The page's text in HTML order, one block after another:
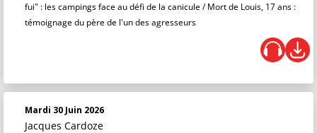
fui" : les campings face au défi de la canicule / Mort de Louis, 17 ans :
témoignage du père de l'un des agresseurs
Mardi 30 Juin 2026
Jacques Cardoze